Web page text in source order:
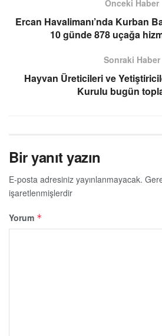
Önceki Haber
Ercan Havalimanı’nda Kurban
10 günde 878 uçağa
Sonraki Haber
Hayvan Üreticileri ve
Kurulu bugün
Bir yanıt yazın
E-posta adresiniz yayınlanmayacak.
işaretlenmişlerdir
Yorum *